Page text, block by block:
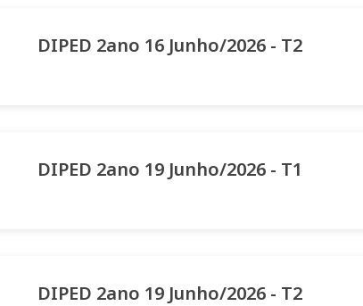
DIPED 2ano 16 Junho/2026 - T2
DIPED 2ano 19 Junho/2026 - T1
DIPED 2ano 19 Junho/2026 - T2